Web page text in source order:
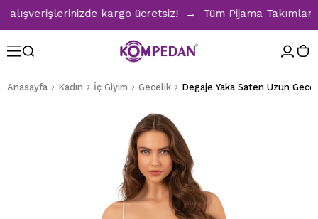
kargo ücretsiz! → Tüm Pijama
Anasayfa Kadın İç Giyim Gecelik Degaje Yaka Saten Uzun